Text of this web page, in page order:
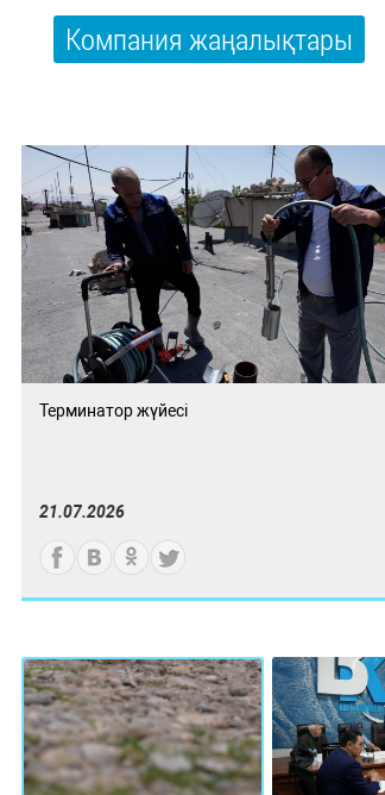
Компания жаңалықтары
Терминатор жүйесі
21.07.2026